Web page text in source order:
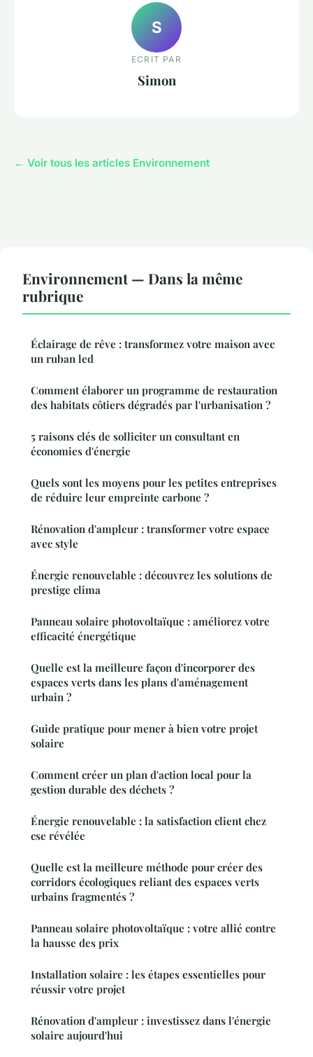
S
ECRIT PAR
Simon
← Voir tous les articles Environnement
Environnement — Dans la même
rubrique
Éclairage de rêve : transformez votre maison avec
un ruban led
Comment élaborer un programme de restauration
des habitats côtiers dégradés par l'urbanisation ?
5 raisons clés de solliciter un consultant en
économies d'énergie
Quels sont les moyens pour les petites entreprises
de réduire leur empreinte carbone ?
Rénovation d'ampleur : transformer votre espace
avec style
Énergie renouvelable : découvrez les solutions de
prestige clima
Panneau solaire photovoltaïque : améliorez votre
efficacité énergétique
Quelle est la meilleure façon d'incorporer des
espaces verts dans les plans d'aménagement
urbain ?
Guide pratique pour mener à bien votre projet
solaire
Comment créer un plan d'action local pour la
gestion durable des déchets ?
Énergie renouvelable : la satisfaction client chez
cse révélée
Quelle est la meilleure méthode pour créer des
corridors écologiques reliant des espaces verts
urbains fragmentés ?
Panneau solaire photovoltaïque : votre allié contre
la hausse des prix
Installation solaire : les étapes essentielles pour
réussir votre projet
Rénovation d'ampleur : investissez dans l'énergie
solaire aujourd'hui